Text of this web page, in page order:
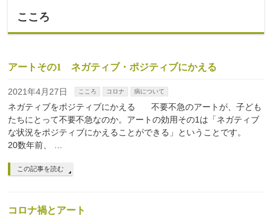
こころ
アートその1 ネガティブ・ポジティブにかえる
2021年4月27日 こころ コロナ 病について
ネガティブをポジティブにかえる 不要不急のアートが、子ども
たちにとって不要不急なのか。アートの効用その1は「ネガティブ
な状況をポジティブにかえることができる」ということです。
20数年前、 …
この記事を読む
コロナ禍とアート